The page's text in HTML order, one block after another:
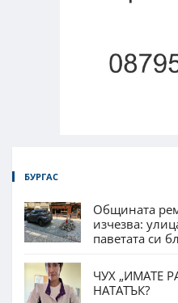
БУРГАС
Общината
изчезва:
паветата си
ЧУХ „ИМАТЕ
НАТАТЪК?